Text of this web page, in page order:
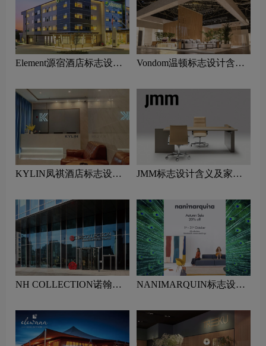
Element源宿酒店标志设计
Vondom温顿标志设计含义
KYLIN凤祺酒店标志设计
JMM标志设计含义及家具
NH COLLECTION诺翰精
品牌设计理念
NANIMARQUIN标志设计